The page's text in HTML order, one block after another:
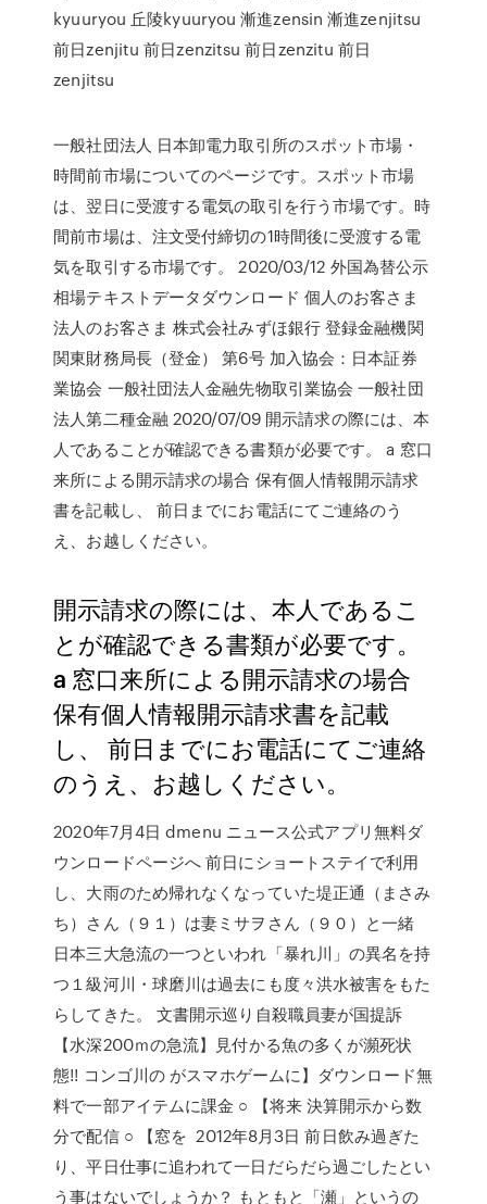
kyuuryou 丘陵kyuuryou 漸進zensin 漸進zenjitsu
前日zenjitu 前日zenzitsu 前日zenzitu 前日
zenjitsu
一般社団法人 日本卸電力取引所のスポット市場・
時間前市場についてのページです。スポット市場
は、翌日に受渡する電気の取引を行う市場です。時
間前市場は、注文受付締切の1時間後に受渡する電
気を取引する市場です。 2020/03/12 外国為替公示
相場テキストデータダウンロード 個人のお客さま
法人のお客さま 株式会社みずほ銀行 登録金融機関
関東財務局長（登金） 第6号 加入協会：日本証券
業協会 一般社団法人金融先物取引業協会 一般社団
法人第二種金融 2020/07/09 開示請求の際には、本
人であることが確認できる書類が必要です。 a 窓口
来所による開示請求の場合 保有個人情報開示請求
書を記載し、 前日までにお電話にてご連絡のう
え、お越しください。
開示請求の際には、本人であるこ
とが確認できる書類が必要です。
a 窓口来所による開示請求の場合
保有個人情報開示請求書を記載
し、 前日までにお電話にてご連絡
のうえ、お越しください。
2020年7月4日 dmenu ニュース公式アプリ無料ダ
ウンロードページへ 前日にショートステイで利用
し、大雨のため帰れなくなっていた堤正通（まさみ
ち）さん（９１）は妻ミサヲさん（９０）と一緒
日本三大急流の一つといわれ「暴れ川」の異名を持
つ１級河川・球磨川は過去にも度々洪水被害をもた
らしてきた。 文書開示巡り自殺職員妻が国提訴
【水深200ｍの急流】見付かる魚の多くが瀕死状
態!! コンゴ川の がスマホゲームに】ダウンロード無
料で一部アイテムに課金 ○ 【将来 決算開示から数
分で配信 ○ 【窓を 2012年8月3日 前日飲み過ぎた
り、平日仕事に追われて一日だらだら過ごしたとい
う事はないでしょうか？ もともと「瀬」というの